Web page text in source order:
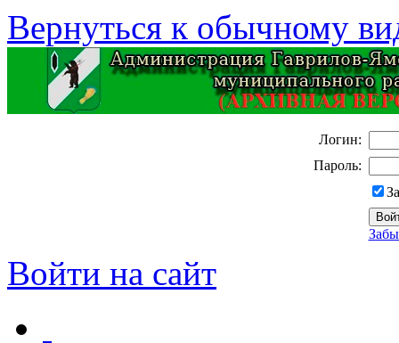
Вернуться к обычному
Логин:
Пароль:
Войти на сайт